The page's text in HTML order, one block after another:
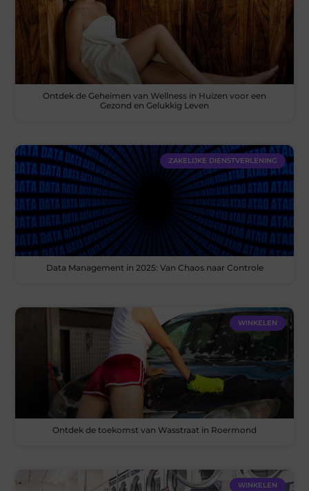
Ontdek de Geheimen van Wellness in Huizen voor een
Gezond en Gelukkig Leven
ZAKELIJKE DIENSTVERLENING
Data Management in 2025: Van Chaos naar Controle
WINKELEN
Ontdek de toekomst van Wasstraat in Roermond
WINKELEN